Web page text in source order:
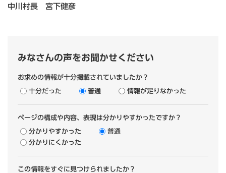
中川村長 宮下健彦
みなさんの声をお聞かせください
お求めの情報が十分掲載されていましたか？
十分だった 普通 情報が足りなかった
ページの構成や内容、表現は分かりやすかったですか？
分かりやすかった
普通
分かりにくかった
この情報をすぐに見つけられましたか？